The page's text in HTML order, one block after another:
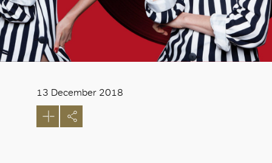
13 December 2018